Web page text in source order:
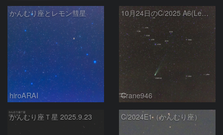
かんむり座とレモン彗星
hiroARAI
10月24日のC/2025 A6(Lemmon)とT CrB
Crane946
かんむり座Ｔ星 2025.9.23 C/2024E1（かんむり座）